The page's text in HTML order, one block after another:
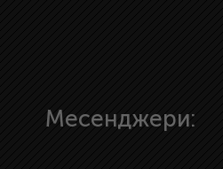
Месенджери: